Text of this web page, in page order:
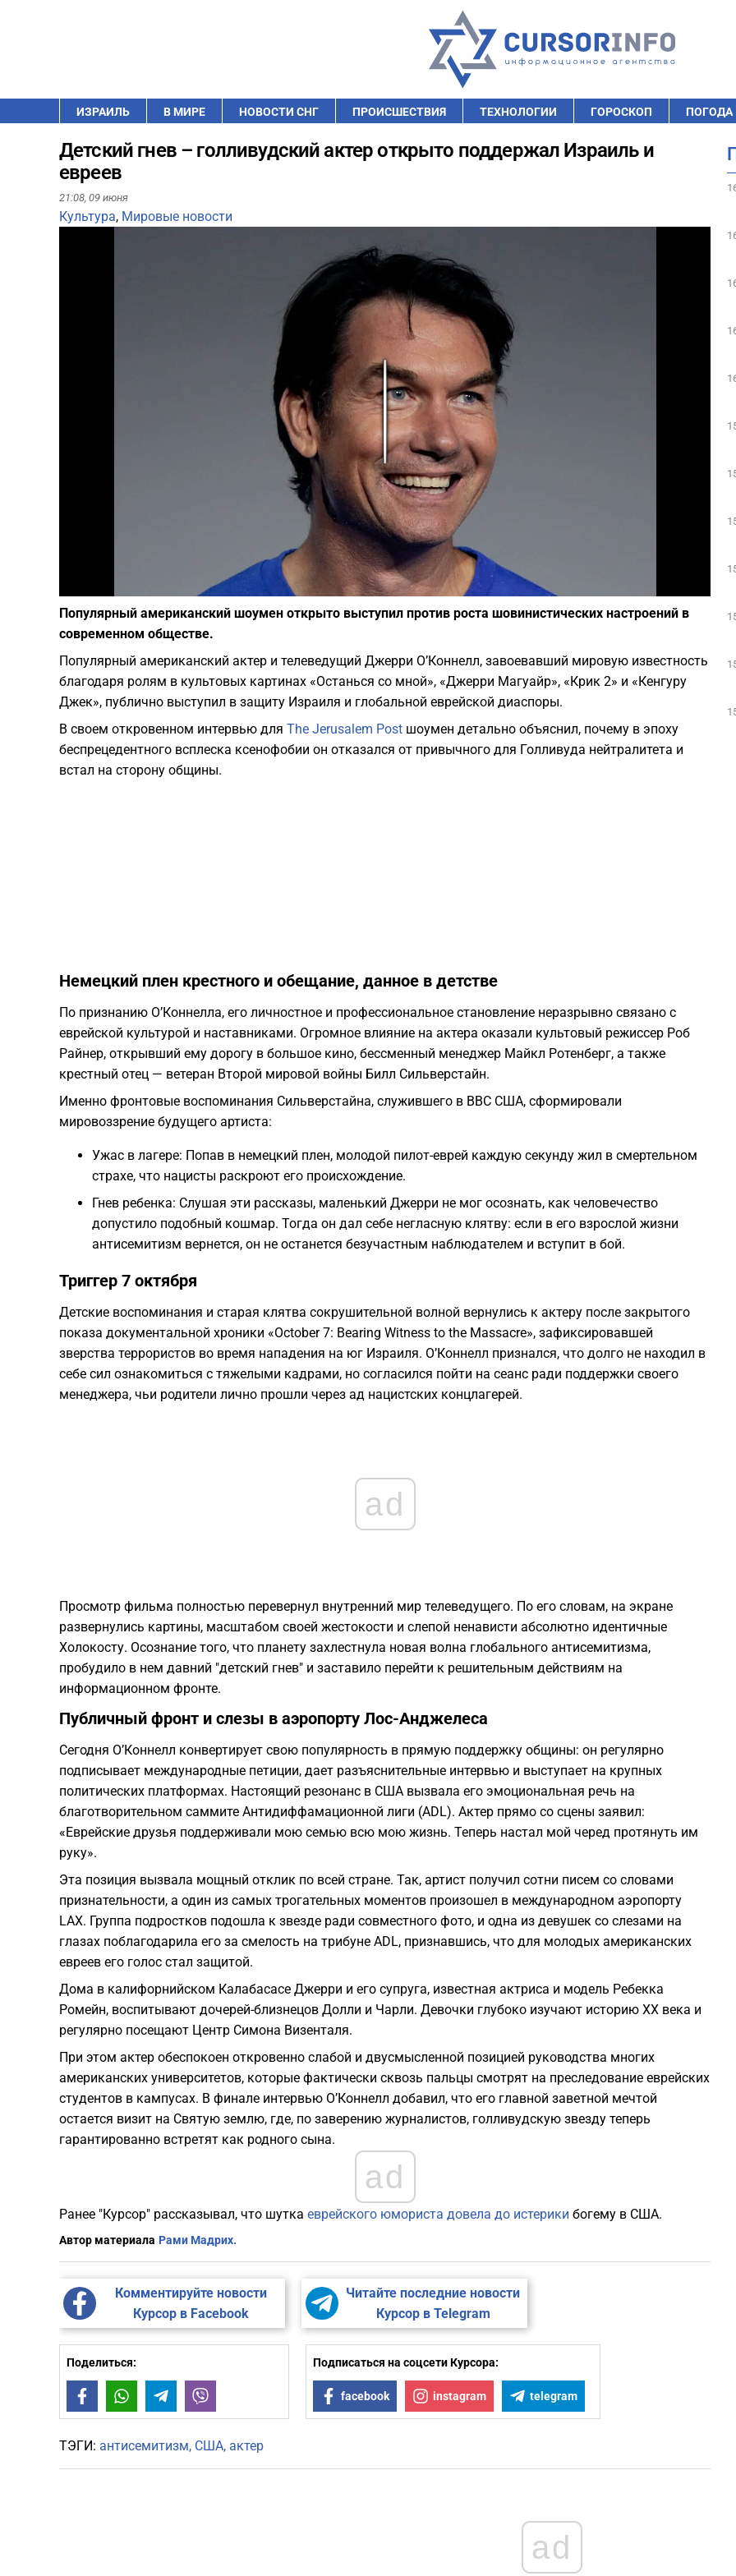
ИЗРАИЛЬ В МИРЕ НОВОСТИ СНГ ПРОИСШЕСТВИЯ ТЕХНОЛОГИИ ГОРОСКОП ПОГОДА
Детский гнев – голливудский актер открыто поддержал Израиль и
евреев
21:08, 09 июня
Культура, Мировые новости
Play
Популярный американский шоумен открыто выступил против роста шовинистических настроений в
современном обществе.
Популярный американский актер и телеведущий Джерри О’Коннелл, завоевавший мировую известность
благодаря ролям в культовых картинах «Останься со мной», «Джерри Магуайр», «Крик 2» и «Кенгуру
Джек», публично выступил в защиту Израиля и глобальной еврейской диаспоры.
В своем откровенном интервью для The Jerusalem Post шоумен детально объяснил, почему в эпоху
беспрецедентного всплеска ксенофобии он отказался от привычного для Голливуда нейтралитета и
встал на сторону общины.
Немецкий плен крестного и обещание, данное в детстве
По признанию О’Коннелла, его личностное и профессиональное становление неразрывно связано с
еврейской культурой и наставниками. Огромное влияние на актера оказали культовый режиссер Роб
Райнер, открывший ему дорогу в большое кино, бессменный менеджер Майкл Ротенберг, а также
крестный отец — ветеран Второй мировой войны Билл Сильверстайн.
Именно фронтовые воспоминания Сильверстайна, служившего в ВВС США, сформировали
мировоззрение будущего артиста:
Ужас в лагере: Попав в немецкий плен, молодой пилот-еврей каждую секунду жил в смертельном
страхе, что нацисты раскроют его происхождение.
Гнев ребенка: Слушая эти рассказы, маленький Джерри не мог осознать, как человечество
допустило подобный кошмар. Тогда он дал себе негласную клятву: если в его взрослой жизни
антисемитизм вернется, он не останется безучастным наблюдателем и вступит в бой.
Триггер 7 октября
Детские воспоминания и старая клятва сокрушительной волной вернулись к актеру после закрытого
показа документальной хроники «October 7: Bearing Witness to the Massacre», зафиксировавшей
зверства террористов во время нападения на юг Израиля. О’Коннелл признался, что долго не находил в
себе сил ознакомиться с тяжелыми кадрами, но согласился пойти на сеанс ради поддержки своего
менеджера, чьи родители лично прошли через ад нацистских концлагерей.
ad
Просмотр фильма полностью перевернул внутренний мир телеведущего. По его словам, на экране
развернулись картины, масштабом своей жестокости и слепой ненависти абсолютно идентичные
Холокосту. Осознание того, что планету захлестнула новая волна глобального антисемитизма,
пробудило в нем давний "детский гнев" и заставило перейти к решительным действиям на
информационном фронте.
Публичный фронт и слезы в аэропорту Лос-Анджелеса
Сегодня О’Коннелл конвертирует свою популярность в прямую поддержку общины: он регулярно
подписывает международные петиции, дает разъяснительные интервью и выступает на крупных
политических платформах. Настоящий резонанс в США вызвала его эмоциональная речь на
благотворительном саммите Антидиффамационной лиги (ADL). Актер прямо со сцены заявил:
«Еврейские друзья поддерживали мою семью всю мою жизнь. Теперь настал мой черед протянуть им
руку».
Эта позиция вызвала мощный отклик по всей стране. Так, артист получил сотни писем со словами
признательности, а один из самых трогательных моментов произошел в международном аэропорту
LAX. Группа подростков подошла к звезде ради совместного фото, и одна из девушек со слезами на
глазах поблагодарила его за смелость на трибуне ADL, признавшись, что для молодых американских
евреев его голос стал защитой.
Дома в калифорнийском Калабасасе Джерри и его супруга, известная актриса и модель Ребекка
Ромейн, воспитывают дочерей-близнецов Долли и Чарли. Девочки глубоко изучают историю ХХ века и
регулярно посещают Центр Симона Визенталя.
При этом актер обеспокоен откровенно слабой и двусмысленной позицией руководства многих
американских университетов, которые фактически сквозь пальцы смотрят на преследование еврейских
студентов в кампусах. В финале интервью О’Коннелл добавил, что его главной заветной мечтой
остается визит на Святую землю, где, по заверению журналистов, голливудскую звезду теперь
гарантированно встретят как родного сына.
ad
Ранее "Курсор" рассказывал, что шутка еврейского юмориста довела до истерики богему в США.
Автор материала Рами Мадрих.
Комментируйте новости
Курсор в Facebook
Читайте последние новости
Курсор в Telegram
Поделиться:
FacebookWhatsAppTelegram
Подписаться на соцсети Курсора:
facebook instagram telegram
ТЭГИ: антисемитизм США актер
ad